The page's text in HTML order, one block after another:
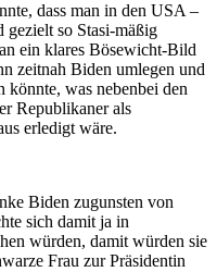
dass man in den USA –
gezielt so Stasi-mäßig
ein klares Bösewicht-Bild
zeitnah Biden umlegen und
könnte, was nebenbei den
Republikaner als
erledigt wäre.
Biden zugunsten von
sich damit ja in
würden, damit würden sie
Frau zur Präsidentin